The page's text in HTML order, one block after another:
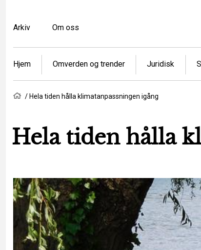
hovedinnhold
Top
menu
Arkiv Om oss
Article
categories
Hjem Omverden og trender Juridisk
Navigasjonssti
Hjem
Hela tiden hålla klimatanpassningen igång
Hela tiden hålla